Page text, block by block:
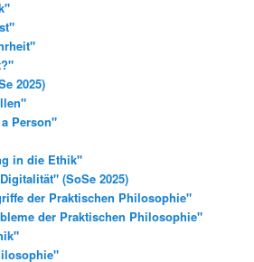
2025)
Person"
in die Ethik"
(SoSe 2025)
der Praktischen Philosophie"
der Praktischen Philosophie"